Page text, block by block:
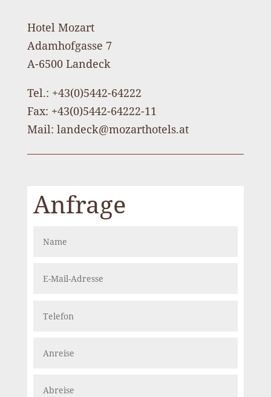
Hotel Mozart
Adamhofgasse 7
A-6500 Landeck
Tel.: +43(0)5442-64222
Fax: +43(0)5442-64222-11
Mail: landeck@mozarthotels.at
Anfrage